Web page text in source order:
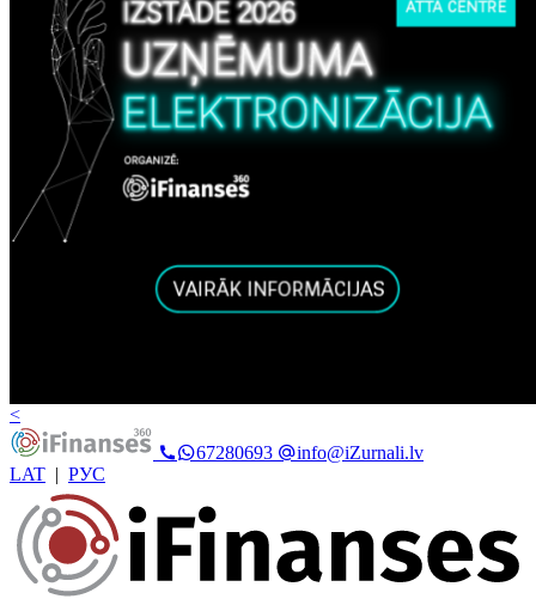
<
67280693
info@iZurnali.lv
LAT | РУС